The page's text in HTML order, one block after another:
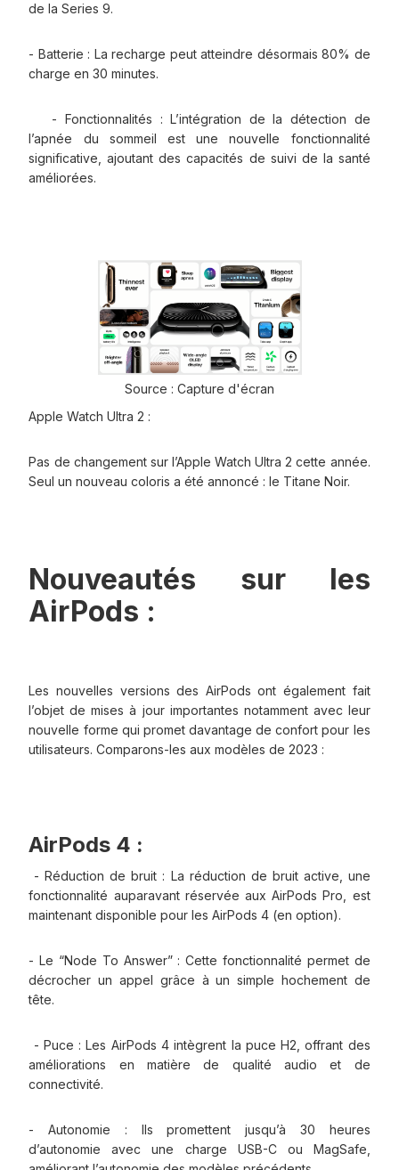
de la Series 9.
- Batterie : La recharge peut atteindre désormais 80% de
charge en 30 minutes.
- Fonctionnalités : L’intégration de la détection de
l’apnée du sommeil est une nouvelle fonctionnalité
significative, ajoutant des capacités de suivi de la santé
améliorées.
Source : Capture d'écran
Apple Watch Ultra 2 :
Pas de changement sur l’Apple Watch Ultra 2 cette année.
Seul un nouveau coloris a été annoncé : le Titane Noir.
Nouveautés sur les
AirPods :
Les nouvelles versions des AirPods ont également fait
l’objet de mises à jour importantes notamment avec leur
nouvelle forme qui promet davantage de confort pour les
utilisateurs. Comparons-les aux modèles de 2023 :
AirPods 4 :
- Réduction de bruit : La réduction de bruit active, une
fonctionnalité auparavant réservée aux AirPods Pro, est
maintenant disponible pour les AirPods 4 (en option).
- Le “Node To Answer” : Cette fonctionnalité permet de
décrocher un appel grâce à un simple hochement de
tête.
- Puce : Les AirPods 4 intègrent la puce H2, offrant des
améliorations en matière de qualité audio et de
connectivité.
- Autonomie : Ils promettent jusqu’à 30 heures
d’autonomie avec une charge USB-C ou MagSafe,